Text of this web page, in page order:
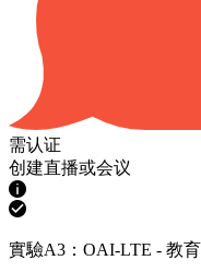
需认证
创建直播或会议
實驗A3：OAI-LTE - 教